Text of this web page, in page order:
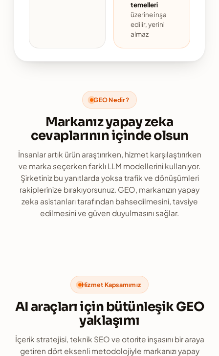
temelleri
üzerine inşa
edilir, yerini
almaz
GEO Nedir?
Markanız yapay zeka
cevaplarının içinde olsun
İnsanlar artık ürün araştırırken, hizmet karşılaştırırken
ve marka seçerken farklı LLM modellerini kullanıyor.
Şirketiniz bu yanıtlarda yoksa trafik ve dönüşümleri
rakiplerinize bırakıyorsunuz. GEO, markanızın yapay
zeka asistanları tarafından bahsedilmesini, tavsiye
edilmesini ve güven duyulmasını sağlar.
Hizmet Kapsamımız
AI araçları için bütünleşik GEO
yaklaşımı
İçerik stratejisi, teknik SEO ve otorite inşasını bir araya
getiren dört eksenli metodolojiyle markanızı yapay